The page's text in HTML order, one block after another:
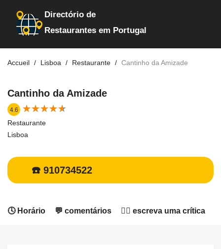
Directório de
Restaurantes em Portugal
Accueil Lisboa Restaurante Cantinho da Amizade
Cantinho da Amizade
4.6 ★★★★★
★★★★★
Restaurante
Lisboa
☎️ 910734522
🕓 Horário 💬 comentários ✍🏻 escreva uma crítica